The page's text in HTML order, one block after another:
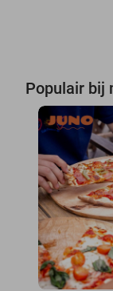
Populair bij